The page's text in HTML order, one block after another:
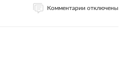
Комментарии отключены